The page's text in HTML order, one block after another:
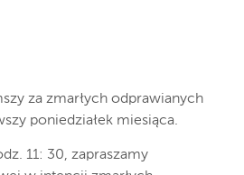
za zmarłych odprawianych
poniedziałek miesiąca.
11: 30, zapraszamy